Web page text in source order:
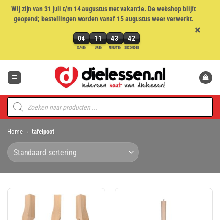
Wij zijn van 31 juli t/m 14 augustus met vakantie. De webshop blijft
geopend; bestellingen worden vanaf 15 augustus weer verwerkt.
04
DAGEN
11
UREN
43
MINUTEN
42
SECONDEN
4
11
uren,
43
minuten
en
×
naar
inhoud
Producten
zoeken
Home » tafelpoot